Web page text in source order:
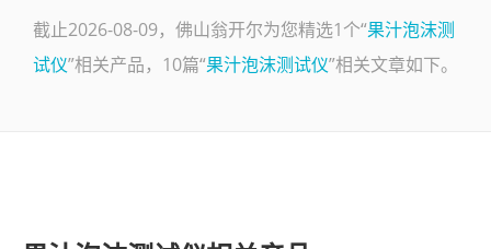
技术论文
免费测试
截止2026-08-09，佛山翁开尔为您精选1个“果汁泡沫测
试仪”相关产品，10篇“果汁泡沫测试仪”相关文章如下。